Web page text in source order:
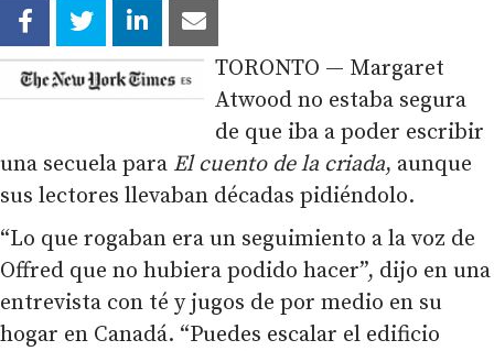
TORONTO — Margaret
Atwood no estaba segura
de que iba a poder escribir
una secuela para El cuento de la criada, aunque
sus lectores llevaban décadas pidiéndolo.
“Lo que rogaban era un seguimiento a la voz de
Offred que no hubiera podido hacer”, dijo en una
entrevista con té y jugos de por medio en su
hogar en Canadá. “Puedes escalar el edificio